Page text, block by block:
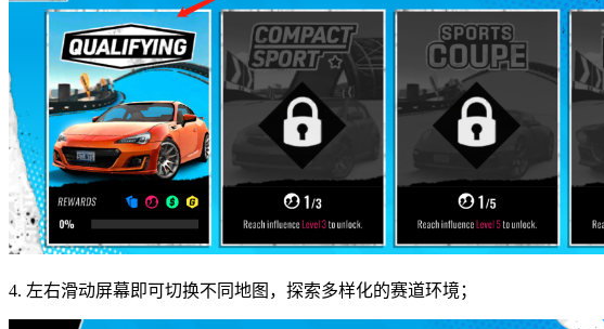
4. 左右滑动屏幕即可切换不同地图，探索多样化的赛道环境；